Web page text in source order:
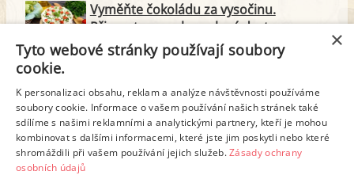
Vyměňte čokoládu za vysočinu.
Připravte na oslavu slaný dort
Drobné občerstvení pro hosty může být
chutné i zdravé. Vyzkoušejte nové
recepty
×
Tyto webové stránky používají soubory
cookie.
K personalizaci obsahu, reklam a analýze návštěvnosti používáme
soubory cookie. Informace o vašem používání našich stránek také
sdílíme s našimi reklamními a analytickými partnery, kteří je mohou
kombinovat s dalšími informacemi, které jste jim poskytli nebo které
shromáždili při vašem používání jejich služeb.Zásady ochrany
osobních údajů